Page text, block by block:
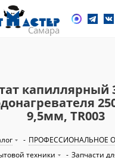
капиллярный
9,5мм, TR003
- ПРОФЕССИОНАЛЬНОЕ
техники
- Запчасти